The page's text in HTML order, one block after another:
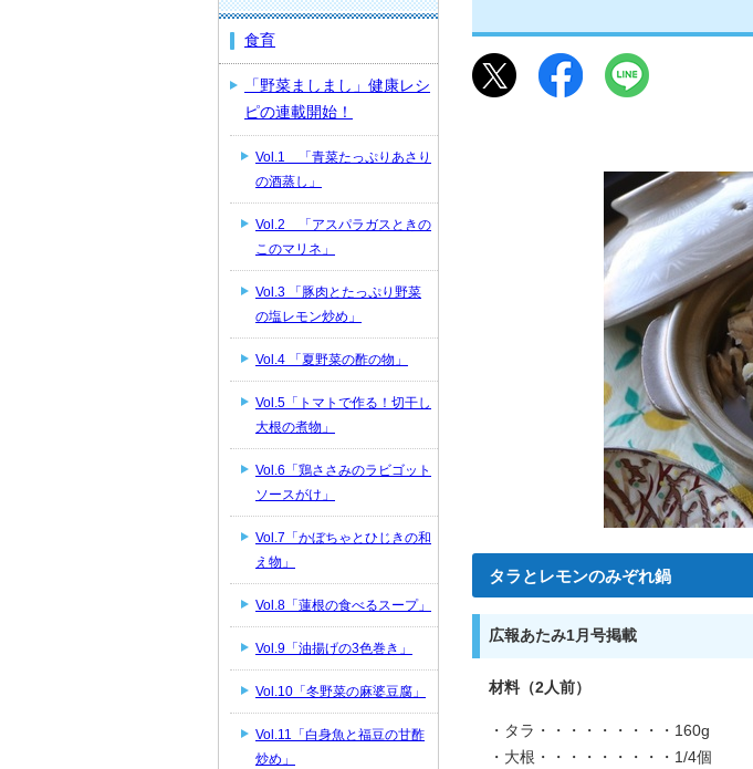
タラとレモンのみぞれ鍋
広報あたみ1月号掲載
材料（2人前）
・タラ・・・・・・・・・160g
・大根・・・・・・・・・1/4個
食育
「野菜ましまし」健康レシ
ピの連載開始！
Vol.1 「青菜たっぷりあさり
の酒蒸し」
Vol.2 「アスパラガスときの
このマリネ」
Vol.3 「豚肉とたっぷり野菜
の塩レモン炒め」
Vol.4 「夏野菜の酢の物」
Vol.5「トマトで作る！切干し
大根の煮物」
Vol.6「鶏ささみのラビゴット
ソースがけ」
Vol.7「かぼちゃとひじきの和
え物」
Vol.8「蓮根の食べるスープ」
Vol.9「油揚げの3色巻き」
Vol.10「冬野菜の麻婆豆腐」
Vol.11「白身魚と福豆の甘酢
炒め」